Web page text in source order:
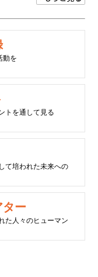
動を
トを通して見る
て培われた未来への
ター
た人々のヒューマン